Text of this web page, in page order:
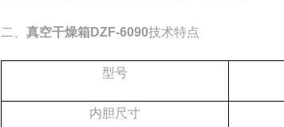
二、 真空干燥箱DZF-6090技术特点
型号
内胆尺寸